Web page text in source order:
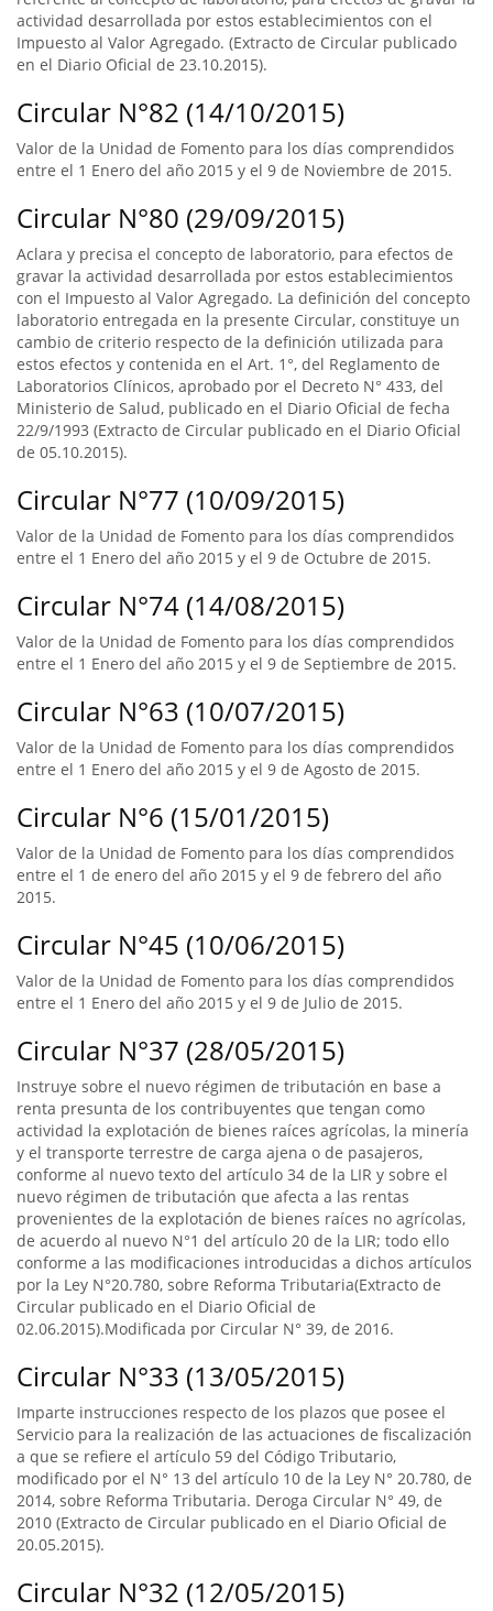
actividad desarrollada por estos establecimientos con el
Impuesto al Valor Agregado. (Extracto de Circular publicado
en el Diario Oficial de 23.10.2015).
Circular N°82 (14/10/2015)
Valor de la Unidad de Fomento para los días comprendidos
entre el 1 Enero del año 2015 y el 9 de Noviembre de 2015.
Circular N°80 (29/09/2015)
Aclara y precisa el concepto de laboratorio, para efectos de
gravar la actividad desarrollada por estos establecimientos
con el Impuesto al Valor Agregado. La definición del concepto
laboratorio entregada en la presente Circular, constituye un
cambio de criterio respecto de la definición utilizada para
estos efectos y contenida en el Art. 1°, del Reglamento de
Laboratorios Clínicos, aprobado por el Decreto N° 433, del
Ministerio de Salud, publicado en el Diario Oficial de fecha
22/9/1993 (Extracto de Circular publicado en el Diario Oficial
de 05.10.2015).
Circular N°77 (10/09/2015)
Valor de la Unidad de Fomento para los días comprendidos
entre el 1 Enero del año 2015 y el 9 de Octubre de 2015.
Circular N°74 (14/08/2015)
Valor de la Unidad de Fomento para los días comprendidos
entre el 1 Enero del año 2015 y el 9 de Septiembre de 2015.
Circular N°63 (10/07/2015)
Valor de la Unidad de Fomento para los días comprendidos
entre el 1 Enero del año 2015 y el 9 de Agosto de 2015.
Circular N°6 (15/01/2015)
Valor de la Unidad de Fomento para los días comprendidos
entre el 1 de enero del año 2015 y el 9 de febrero del año
2015.
Circular N°45 (10/06/2015)
Valor de la Unidad de Fomento para los días comprendidos
entre el 1 Enero del año 2015 y el 9 de Julio de 2015.
Circular N°37 (28/05/2015)
Instruye sobre el nuevo régimen de tributación en base a
renta presunta de los contribuyentes que tengan como
actividad la explotación de bienes raíces agrícolas, la minería
y el transporte terrestre de carga ajena o de pasajeros,
conforme al nuevo texto del artículo 34 de la LIR y sobre el
nuevo régimen de tributación que afecta a las rentas
provenientes de la explotación de bienes raíces no agrícolas,
de acuerdo al nuevo N°1 del artículo 20 de la LIR; todo ello
conforme a las modificaciones introducidas a dichos artículos
por la Ley N°20.780, sobre Reforma Tributaria(Extracto de
Circular publicado en el Diario Oficial de
02.06.2015).Modificada por Circular N° 39, de 2016.
Circular N°33 (13/05/2015)
Imparte instrucciones respecto de los plazos que posee el
Servicio para la realización de las actuaciones de fiscalización
a que se refiere el artículo 59 del Código Tributario,
modificado por el N° 13 del artículo 10 de la Ley N° 20.780, de
2014, sobre Reforma Tributaria. Deroga Circular N° 49, de
2010 (Extracto de Circular publicado en el Diario Oficial de
20.05.2015).
Circular N°32 (12/05/2015)